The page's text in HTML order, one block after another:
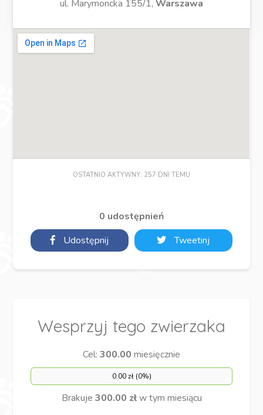
ul. Marymoncka 155/1, Warszawa
OSTATNIO AKTYWNY: 257 DNI TEMU
0 udostępnień
Udostępnij
Tweetinj
Wesprzyj tego zwierzaka
Cel: 300.00 miesięcznie
0.00 zł (0%)
Brakuje 300.00 złw tym miesiącu